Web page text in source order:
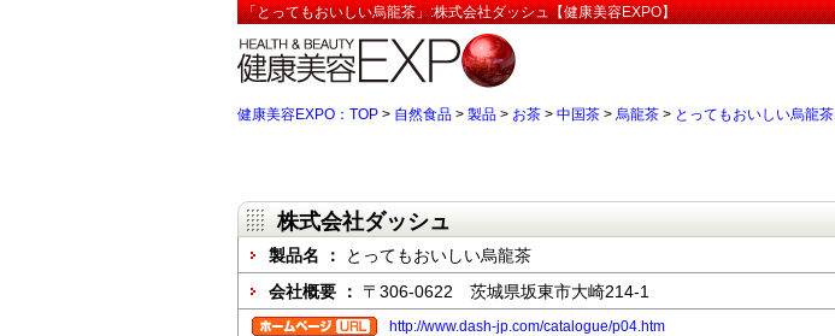
「とってもおいしい烏龍茶」:株式会社ダッシュ【健康美容EXPO】
健康美容EXPO：TOP > 自然食品 > 製品 > お茶 > 中国茶 > 烏龍茶 > とってもおいしい烏龍茶
株式会社ダッシュ
製品名 ：
とってもおいしい烏龍茶
会社概要 ： 〒306-0622 茨城県坂東市大崎214-1
http://www.dash-jp.com/catalogue/p04.htm